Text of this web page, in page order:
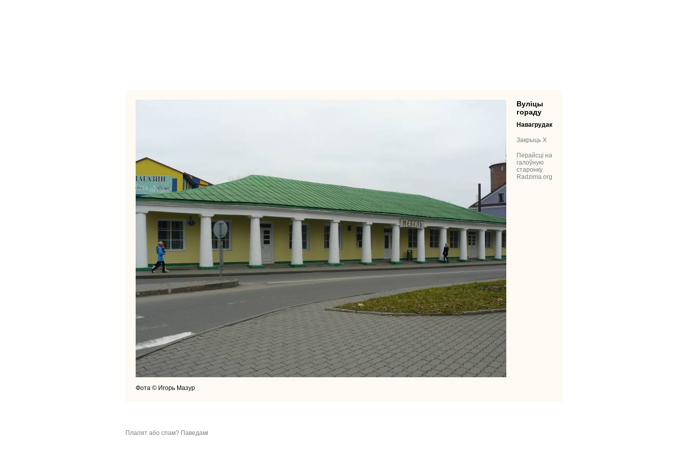
Фота © Игорь Мазур
Вуліцы
гораду
Навагрудак
Закрыць X
Перайсці на
галоўную
старонку
Radzima.org
Плагіят або спам? Паведамі